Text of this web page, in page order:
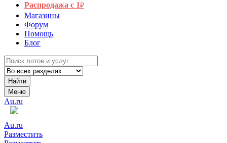
Распродажа с 1₽
Магазины
Форум
Помощь
Блог
Найти
Меню
Au.ru
Au.ru
Разместить